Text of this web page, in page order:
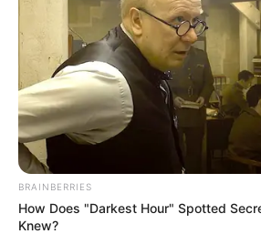
BRAINBERRIES
How Does "Darkest Hour" Spotted
Knew?